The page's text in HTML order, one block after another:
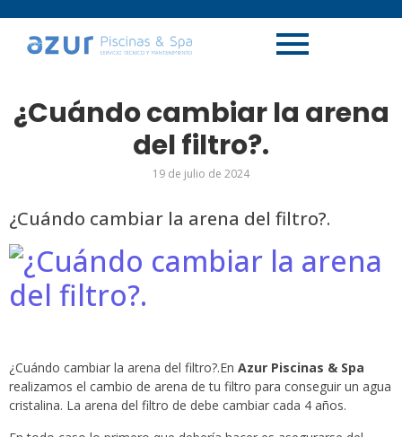
¿Cuándo cambiar la arena
del filtro?.
19 de julio de 2024
¿Cuándo cambiar la arena del filtro?.
¿Cuándo cambiar la arena del filtro?.En Azur Piscinas & Spa
realizamos el cambio de arena de tu filtro para conseguir un agua
cristalina. La arena del filtro de debe cambiar cada 4 años.